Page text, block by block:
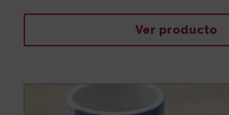
Ver producto